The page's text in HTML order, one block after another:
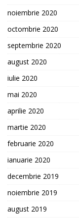
noiembrie 2020
octombrie 2020
septembrie 2020
august 2020
iulie 2020
mai 2020
aprilie 2020
martie 2020
februarie 2020
ianuarie 2020
decembrie 2019
noiembrie 2019
august 2019